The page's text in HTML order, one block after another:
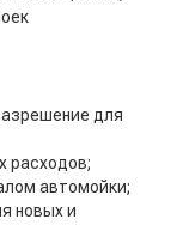
для
расходов;
автомойки;
новых и